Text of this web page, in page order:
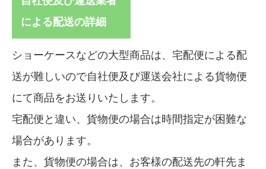
による配送の詳細
ショーケースなどの大型商品は、宅配便による配
送が難しいので自社便及び運送会社による貨物便
にて商品をお送りいたします。
宅配便と違い、貨物便の場合は時間指定が困難な
場合があります。
また、貨物便の場合は、お客様の配送先の軒先ま